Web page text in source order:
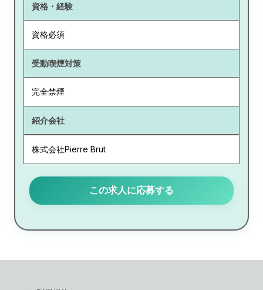
資格・経験
資格必須
受動喫煙対策
完全禁煙
紹介会社
株式会社Pierre Brut
この求人に応募する